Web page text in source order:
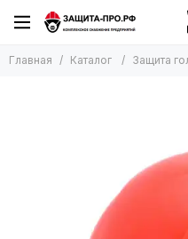
Главная Каталог Защита